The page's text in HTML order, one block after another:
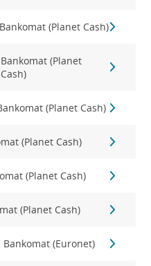
Bankomat (Planet Cash)
Bankomat (Planet
Cash)
(Planet Cash)
(Planet Cash)
(Planet Cash)
(Planet Cash)
Bankomat (Euronet)